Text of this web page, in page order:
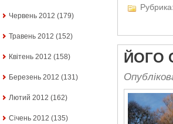
Червень 2012 (179)
Травень 2012 (152)
Квітень 2012 (158)
Березень 2012 (131)
Лютий 2012 (162)
Січень 2012 (135)
Рубрика:
ЙОГО